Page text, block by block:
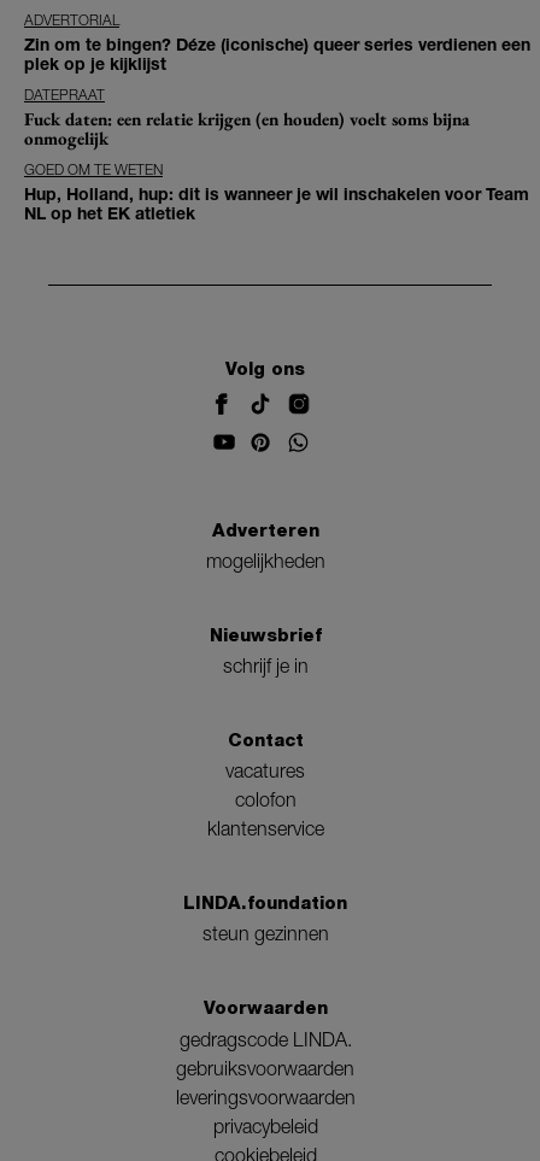
ADVERTORIAL
Zin om te bingen? Déze (iconische) queer series verdienen een
plek op je kijklijst
DATEPRAAT
Fuck daten: een relatie krijgen (en houden) voelt soms bijna
onmogelijk
GOED OM TE WETEN
Hup, Holland, hup: dit is wanneer je wil inschakelen voor Team
NL op het EK atletiek
Volg ons
Adverteren
mogelijkheden
Nieuwsbrief
schrijf je in
Contact
vacatures
colofon
klantenservice
LINDA.foundation
steun gezinnen
Voorwaarden
gedragscode LINDA.
gebruiksvoorwaarden
leveringsvoorwaarden
privacybeleid
cookiebeleid